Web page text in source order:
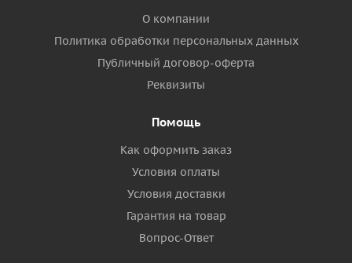
О компании
Политика обработки персональных данных
Публичный договор-оферта
Реквизиты
Помощь
Как оформить заказ
Условия оплаты
Условия доставки
Гарантия на товар
Вопрос-Ответ